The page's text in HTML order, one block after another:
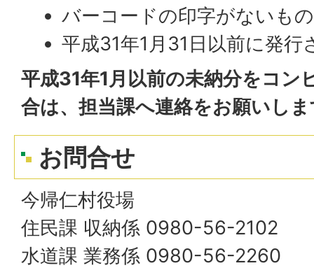
バーコードの印字がないもの
平成31年1月31日以前に発行
平成31年1月以前の未納分をコン
合は、担当課へ連絡をお願いし
お問合せ
今帰仁村役場
住民課 収納係 0980-56-2102
水道課 業務係 0980-56-2260